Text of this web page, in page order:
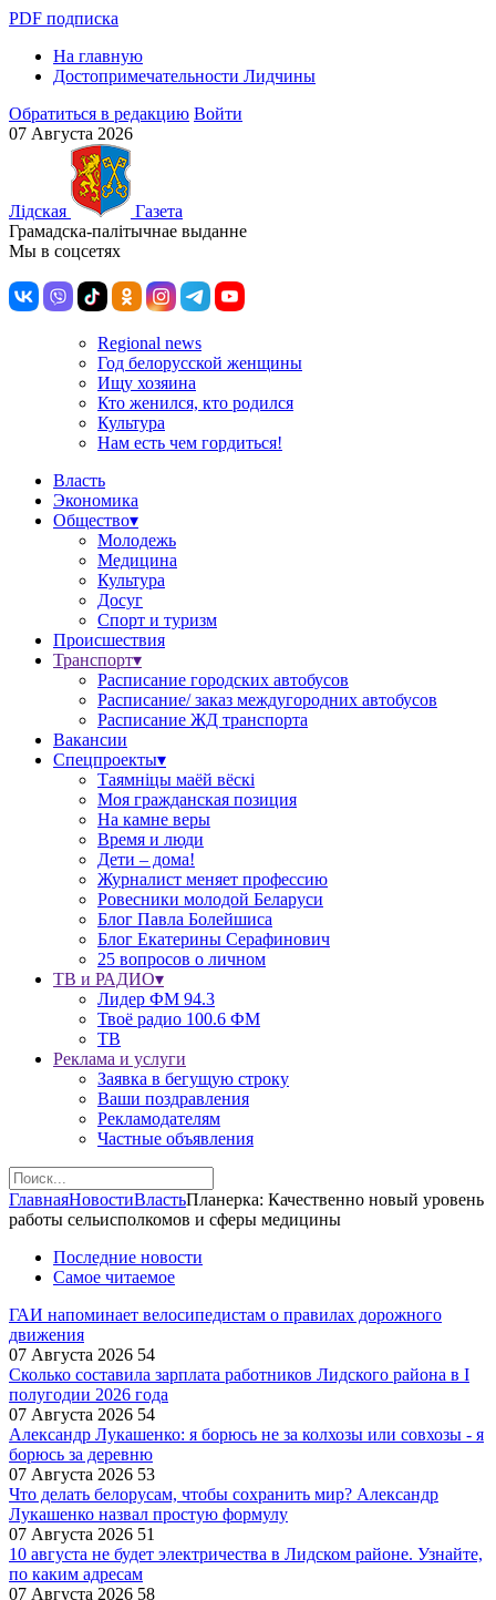
PDF подписка
На главную
Достопримечательности Лидчины
Обратиться в редакцию Войти
07 Августа 2026
Лiдская
Газета
Грамадска-палiтычнае выданне
Мы в соцсетях
Regional news
Год белорусской женщины
Ищу хозяина
Кто женился, кто родился
Культура
Нам есть чем гордиться!
Власть
Экономика
Общество▾
Молодежь
Медицина
Культура
Досуг
Спорт и туризм
Происшествия
Транспорт▾
Расписание городских автобусов
Расписание/ заказ междугородних автобусов
Расписание ЖД транспорта
Вакансии
Спецпроекты▾
Таямніцы маёй вёскі
Моя гражданская позиция
На камне веры
Время и люди
Дети – дома!
Журналист меняет профессию
Ровесники молодой Беларуси
Блог Павла Болейшиса
Блог Екатерины Серафинович
25 вопросов о личном
ТВ и РАДИО▾
Лидер ФМ 94.3
Твоё радио 100.6 ФМ
ТВ
Реклама и услуги
Заявка в бегущую строку
Ваши поздравления
Рекламодателям
Частные объявления
ГлавнаяНовостиВластьПланерка: Качественно новый уровень
работы сельисполкомов и сферы медицины
Последние новости
Самое читаемое
ГАИ напоминает велосипедистам о правилах дорожного
движения
07 Августа 2026 54
Сколько составила зарплата работников Лидского района в I
полугодии 2026 года
07 Августа 2026 54
Александр Лукашенко: я борюсь не за колхозы или совхозы - я
борюсь за деревню
07 Августа 2026 53
Что делать белорусам, чтобы сохранить мир? Александр
Лукашенко назвал простую формулу
07 Августа 2026 51
10 августа не будет электричества в Лидском районе. Узнайте,
по каким адресам
07 Августа 2026 58